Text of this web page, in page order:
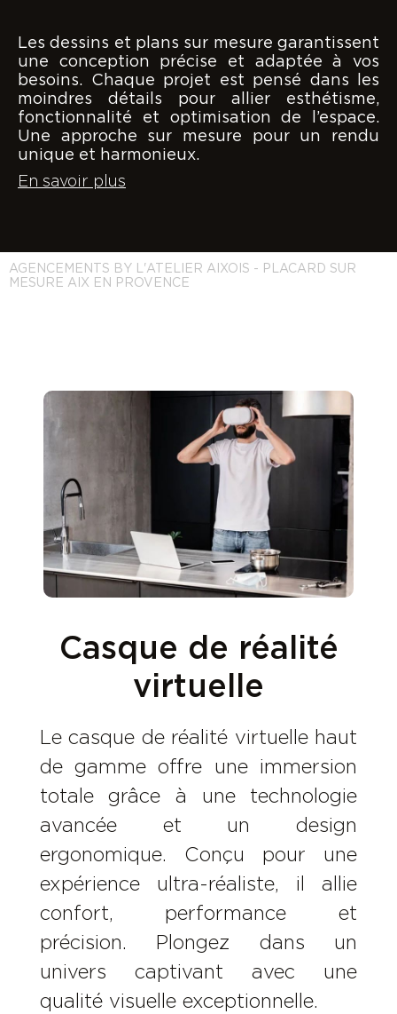
Les dessins et plans sur mesure garantissent
une conception précise et adaptée à vos
besoins. Chaque projet est pensé dans les
moindres détails pour allier esthétisme,
fonctionnalité et optimisation de l’espace.
Une approche sur mesure pour un rendu
unique et harmonieux.
En savoir plus
AGENCEMENTS BY L'ATELIER AIXOIS - PLACARD SUR
MESURE AIX EN PROVENCE
Casque de réalité
virtuelle
Le casque de réalité virtuelle haut
de gamme offre une immersion
totale grâce à une technologie
avancée et un design
ergonomique. Conçu pour une
expérience ultra-réaliste, il allie
confort, performance et
précision. Plongez dans un
univers captivant avec une
qualité visuelle exceptionnelle.